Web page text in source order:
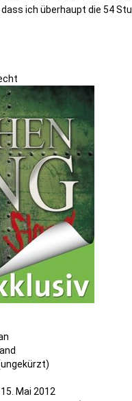
ich überhaupt die 54
15. Mai 2012